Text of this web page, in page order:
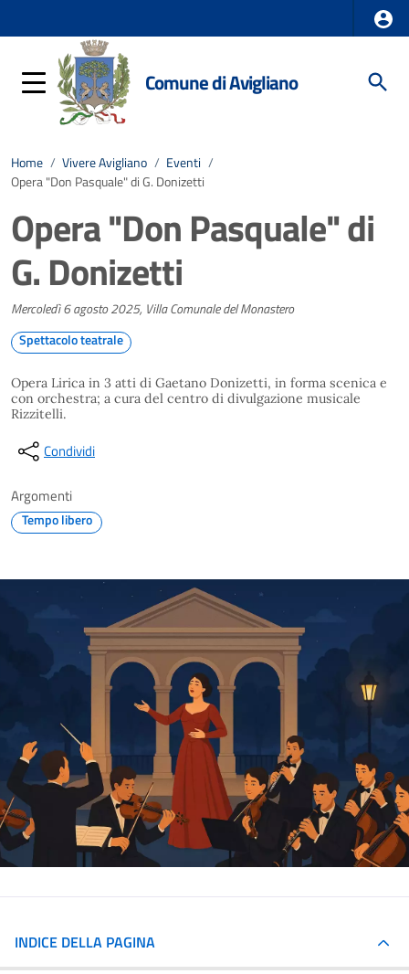
Comune di Avigliano
Home / Vivere Avigliano / Eventi /
Opera "Don Pasquale" di G. Donizetti
Opera "Don Pasquale" di
G. Donizetti
Mercoledì 6 agosto 2025, Villa Comunale del Monastero
Spettacolo teatrale
Opera Lirica in 3 atti di Gaetano Donizetti, in forma scenica e
con orchestra; a cura del centro di divulgazione musicale
Rizzitelli.
Condividi
Argomenti
Tempo libero
INDICE DELLA PAGINA